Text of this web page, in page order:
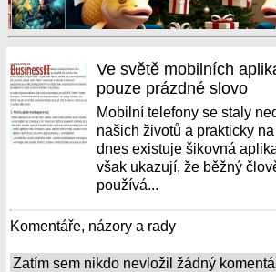
Ve světě mobilních
pouze prázdné slovo
Mobilní telefony se staly
našich životů a prakticky
dnes existuje šikovná
však ukazují, že běžný
používá...
Komentáře, názory a rady
Zatím sem nikdo nevložil žádný